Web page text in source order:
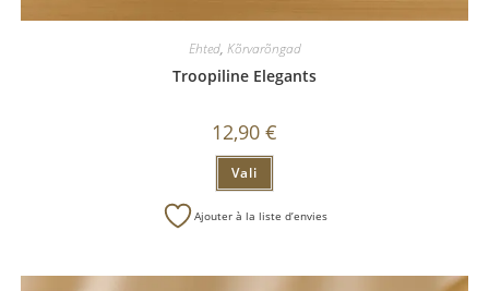
Ehted, Kõrvarõngad
Troopiline Elegants
12,90 €
Vali
Ajouter à la liste d’envies